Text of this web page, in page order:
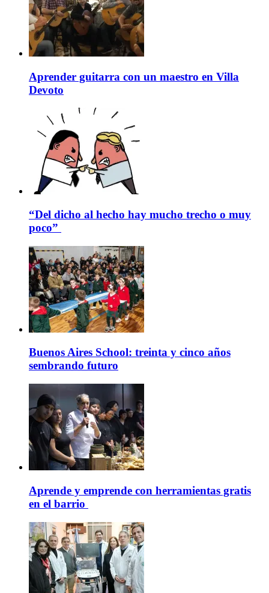
Aprender guitarra con un maestro en Villa
Devoto
“Del dicho al hecho hay mucho trecho o muy
poco”
Buenos Aires School: treinta y cinco años
sembrando futuro
Aprende y emprende con herramientas gratis
en el barrio